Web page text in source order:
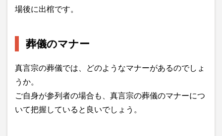
場後に出棺です。
葬儀のマナー
真言宗の葬儀では、どのようなマナーがあるのでしょ
うか。
ご自身が参列者の場合も、真言宗の葬儀のマナーにつ
いて把握していると良いでしょう。